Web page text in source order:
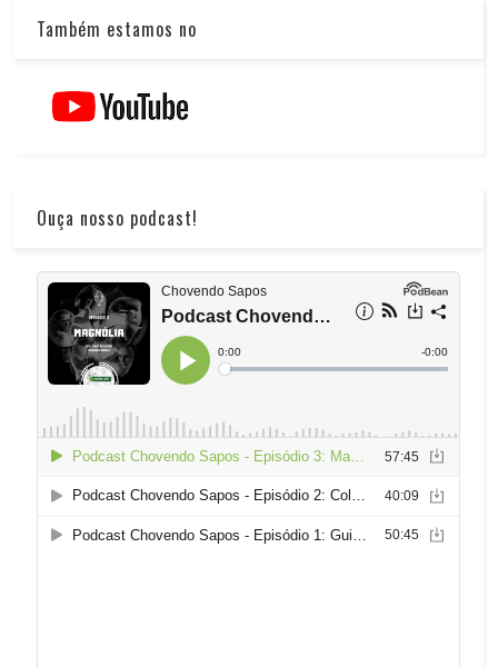
Também estamos no
Ouça nosso podcast!